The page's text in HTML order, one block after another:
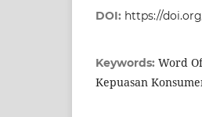
DOI: https://
Keywords: Word
Kepuasan